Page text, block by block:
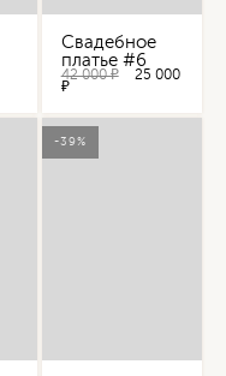
Свадебное
платье #6
42 000 ₽
25 000
₽
-39%